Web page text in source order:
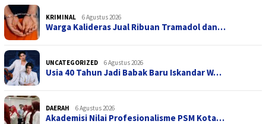
KRIMINAL 6 Agustus 2026
Warga Kalideras Jual Ribuan Tramadol dan…
UNCATEGORIZED 6 Agustus 2026
Usia 40 Tahun Jadi Babak Baru Iskandar W…
DAERAH 6 Agustus 2026
Akademisi Nilai Profesionalisme PSM Kota…